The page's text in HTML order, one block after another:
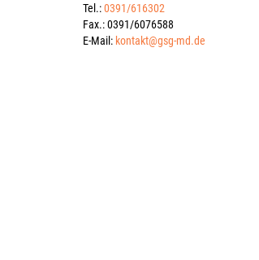
Tel.:0391/616302
Fax.: 0391/6076588
E-Mail: kontakt@gsg-md.de